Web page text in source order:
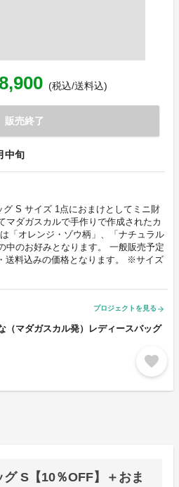
(税込/送料込)
販売終了
中旬
グ S サイズ 1点におまけとしてミニ財
マダガスカルで手作りで作成されたカ
「オレンジ・ゾウ柄」、「ナチュラル
中のお好みとなります。 一般販売予定
送料込みの価格となります。 ※サイズ
プロジェクトを見る arrow_forward
（マダガスカル発）レディースバッグ
favorite
グ S【10％OFF】＋おま